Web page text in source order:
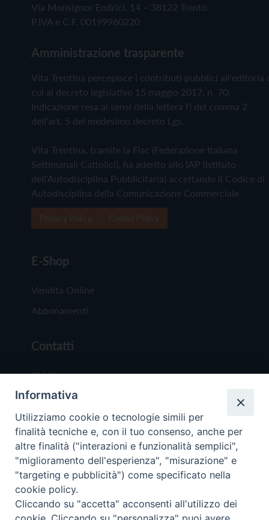
Via Monsignor Endrici, 14 – 38122 Trento
P.IVA e C.F. 00199960220
Amministrazione trasparente
Vita Trentina percepisce i contributi pubblici all'editoria
cui al decreto legislativo 15 maggio 2017, n. 70.
Indicazione resa ai sensi della lettera f) del comma 2
dell'art. 5 del medesimo decreto Lgs.
Vita Trentina, tramite la Fisc (Federazione Italiana
Settimanali Cattolici), ha aderito allo IAP (Istituto
dell'Autodisciplina Pubblicitaria) accettando il Codice di
Autodisciplina della Comunicazione Commerciale
E-Shop
Vendita Online
Abbonamenti
Contatti
Chi Siamo
Redazione
Scrivici
Copyright © 2019 - Tutti i diritti riservati - Vita
Trentina Editrice
Informativa
Utilizziamo cookie o tecnologie simili per
finalità tecniche e, con il tuo consenso, anche per
altre finalità ("interazioni e funzionalità semplici",
"miglioramento dell'esperienza", "misurazione" e
"targeting e pubblicità") come specificato nella
cookie policy.
Cliccando su "accetta" acconsenti all'utilizzo dei